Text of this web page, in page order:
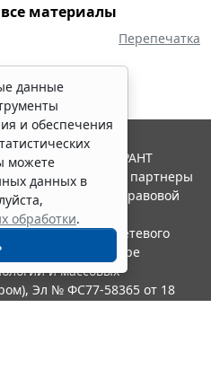
материалы
Перепечатка
данные
и обеспечения
можете
данных в
обработки.
2026. Система ГАРАНТ
"Гарант" и ее партнеры
ассоциации правовой
в качестве сетевого
по надзору в сфере
и массовых
Эл № ФС77-58365 от 18